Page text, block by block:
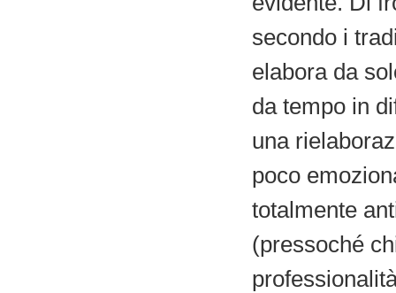
secondo i
elabora da
da tempo in
una
poco
totalmente
(pressoché